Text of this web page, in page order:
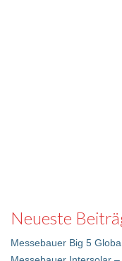
Neueste
Messebauer Big 5